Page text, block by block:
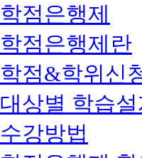
학점은행제
학점은행제란
학점&학위신
대상별 학습설
수강방법